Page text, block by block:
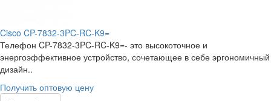
Cisco CP-7832-3PC-RC-K9=
Телефон CP-7832-3PC-RC-K9=- это высокоточное и
энергоэффективное устройство, сочетающее в себе эргономичный
дизайн..
Получить оптовую цену